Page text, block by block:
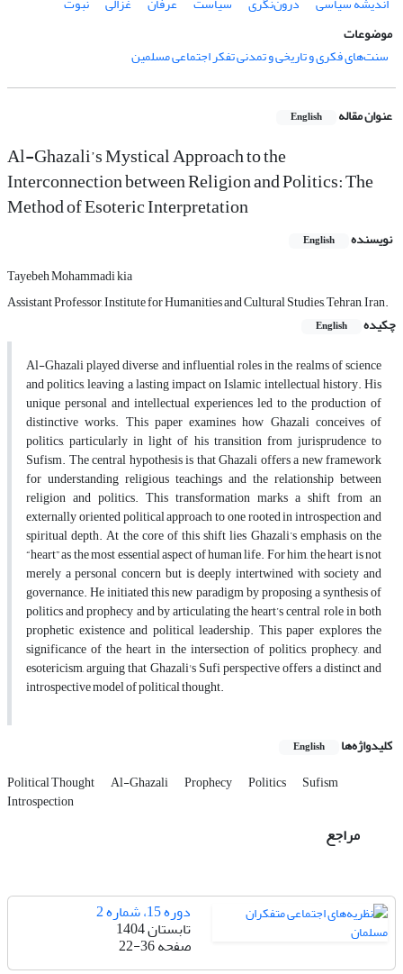
موضوعات
سنت‌های فکری و تاریخی و تمدنی تفکر اجتماعی مسلمین
عنوان مقاله English
Al-Ghazali’s Mystical Approach to the
Interconnection between Religion and Politics: The
Method of Esoteric Interpretation
نویسنده English
Tayebeh Mohammadi kia
Assistant Professor, Institute for Humanities and Cultural Studies, Tehran, Iran.
چکیده
English
Al-Ghazali played diverse and influential roles in the realms of science
and politics, leaving a lasting impact on Islamic intellectual history. His
unique personal and intellectual experiences led to the production of
distinctive works. This paper examines how Ghazali conceives of
politics, particularly in light of his transition from jurisprudence to
Sufism. The central hypothesis is that Ghazali offers a new framework
for understanding religious teachings and the relationship between
religion and politics. This transformation marks a shift from an
externally oriented political approach to one rooted in introspection and
spiritual depth. At the core of this shift lies Ghazali’s emphasis on the
“heart” as the most essential aspect of human life. For him, the heart is not
merely a personal concern but is deeply intertwined with society and
governance. He initiated this new paradigm by proposing a synthesis of
politics and prophecy and by articulating the heart’s central role in both
prophetic existence and political leadership. This paper explores the
significance of the heart in the intersection of politics, prophecy, and
esotericism, arguing that Ghazali's Sufi perspective offers a distinct and
introspective model of political thought.
کلیدواژه‌ها English
Political Thought Al-Ghazali Prophecy Politics Sufism
Introspection
مراجع
دوره 15، شماره 2
تابستان 1404
صفحه22-36